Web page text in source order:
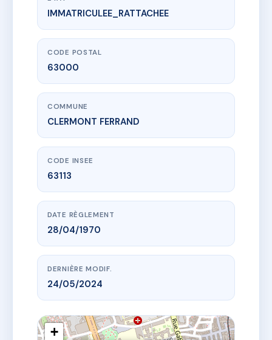
www.vme.plus/AC6533459
ANDREA C
25 rue Morel-Ladeuil
IMMATRICULEE_RATTACHEE
CODE POSTAL
63000
COMMUNE
CLERMONT FERRAND
CODE INSEE
63113
DATE RÈGLEMENT
28/04/1970
DERNIÈRE MODIF.
24/05/2024
+